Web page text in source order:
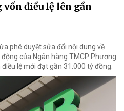
điều lệ lên gần
phê duyệt sửa đổi nội dung về
của Ngân hàng TMCP Phương
lệ mới đạt gần 31.000 tỷ đồng.